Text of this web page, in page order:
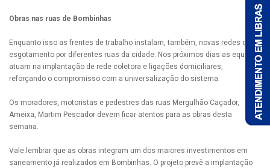
Obras nas ruas de Bombinhas
Enquanto isso as frentes de trabalho instalam, também, novas redes de
esgotamento por diferentes ruas da cidade. Nos próximos dias as equipes
atuam na implantação de rede coletora e ligações domiciliares,
reforçando o compromisso com a universalização do sistema.
Os moradores, motoristas e pedestres das ruas Mergulhão Caçador,
Ameixa, Martim Pescador devem ficar atentos para as obras desta
semana.
Vale lembrar que as obras integram um dos maiores investimentos em
saneamento já realizados em Bombinhas. O projeto prevê a implantação